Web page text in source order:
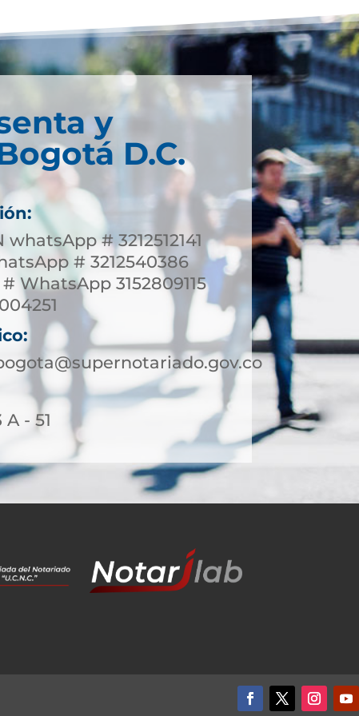
y
D.C.
whatsApp # 3212512141
# 3212540386
# WhatsApp 3152809115
- 51